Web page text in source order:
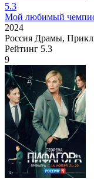
5.3
Мой любимый
2024
Россия Драмы,
Рейтинг 5.3
9